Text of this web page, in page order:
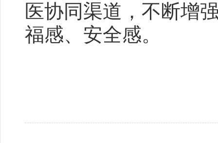
医协同渠道，不断增
福感、安全感。